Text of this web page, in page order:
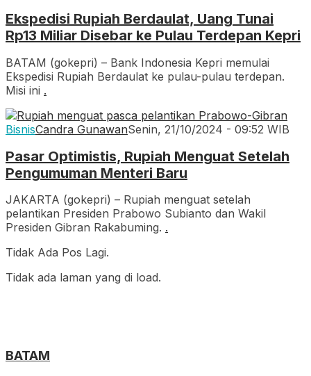
Ekspedisi Rupiah Berdaulat, Uang Tunai
Rp13 Miliar Disebar ke Pulau Terdepan Kepri
BATAM (gokepri) – Bank Indonesia Kepri memulai
Ekspedisi Rupiah Berdaulat ke pulau-pulau terdepan.
Misi ini .
BisnisCandra GunawanSenin, 21/10/2024 - 09:52 WIB
Pasar Optimistis, Rupiah Menguat Setelah
Pengumuman Menteri Baru
JAKARTA (gokepri) – Rupiah menguat setelah
pelantikan Presiden Prabowo Subianto dan Wakil
Presiden Gibran Rakabuming. .
Tidak Ada Pos Lagi.
Tidak ada laman yang di load.
BATAM